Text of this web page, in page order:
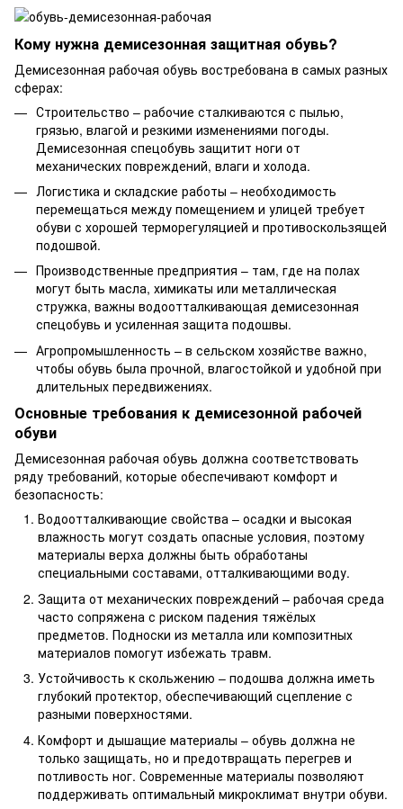
Кому нужна демисезонная защитная обувь?
Демисезонная рабочая обувь востребована в самых разных
сферах:
Строительство – рабочие сталкиваются с пылью,
грязью, влагой и резкими изменениями погоды.
Демисезонная спецобувь защитит ноги от
механических повреждений, влаги и холода.
Логистика и складские работы – необходимость
перемещаться между помещением и улицей требует
обуви с хорошей терморегуляцией и противоскользящей
подошвой.
Производственные предприятия – там, где на полах
могут быть масла, химикаты или металлическая
стружка, важны водоотталкивающая демисезонная
спецобувь и усиленная защита подошвы.
Агропромышленность – в сельском хозяйстве важно,
чтобы обувь была прочной, влагостойкой и удобной при
длительных передвижениях.
Основные требования к демисезонной рабочей
обуви
Демисезонная рабочая обувь должна соответствовать
ряду требований, которые обеспечивают комфорт и
безопасность:
Водоотталкивающие свойства – осадки и высокая
влажность могут создать опасные условия, поэтому
материалы верха должны быть обработаны
специальными составами, отталкивающими воду.
Защита от механических повреждений – рабочая среда
часто сопряжена с риском падения тяжёлых
предметов. Подноски из металла или композитных
материалов помогут избежать травм.
Устойчивость к скольжению – подошва должна иметь
глубокий протектор, обеспечивающий сцепление с
разными поверхностями.
Комфорт и дышащие материалы – обувь должна не
только защищать, но и предотвращать перегрев и
потливость ног. Современные материалы позволяют
поддерживать оптимальный микроклимат внутри обуви.